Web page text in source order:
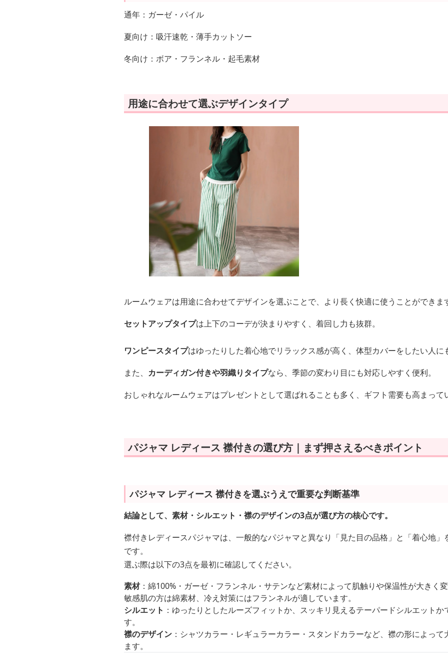
通年：ガーゼ・パイル
夏向け：吸汗速乾・薄手カットソー
冬向け：ボア・フランネル・起毛素材
用途に合わせて選ぶデザインタイプ
ルームウェアは用途に合わせてデザインを選ぶことで、より長く快適に使うことができま
セットアップタイプは上下のコーデが決まりやすく、着回し力も抜群。
ワンピースタイプはゆったりした着心地でリラックス感が高く、体型カバーをしたい人に
また、 カーディガン付きや羽織りタイプなら、季節の変わり目にも対応しやすく便利。
おしゃれなルームウェアはプレゼントとして選ばれることも多く、ギフト需要も高まって
パジャマ レディース 襟付きの選び方｜まず押さえるべきポイント
パジャマ レディース 襟付きを選ぶうえで重要な判断基準
結論として、素材・シルエット・襟のデザインの3点が選び方の核心です。
襟付きレディースパジャマは、一般的なパジャマと異なり「見た目の品格」と「着心地
です。
選ぶ際は以下の3点を最初に確認してください。
素材：綿100%・ガーゼ・フランネル・サテンなど素材によって肌触りや保温性が大きく
敏感肌の方は綿素材、冷え対策にはフランネルが適しています。
シルエット ：ゆったりとしたルーズフィットか、スッキリ見えるテーパードシルエット
す。
襟のデザイン ：シャツカラー・レギュラーカラー・スタンドカラーなど、襟の形によっ
ます。